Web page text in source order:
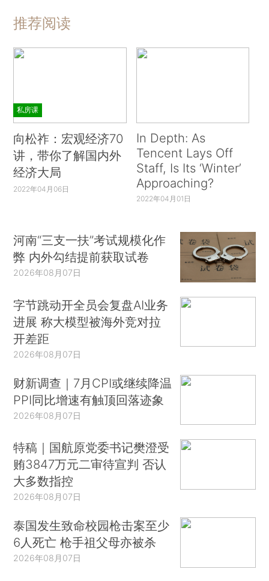
推荐阅读
私房课
向松祚：宏观经济70
讲，带你了解国内外
经济大局
2022年04月06日
In Depth: As
Tencent Lays Off
Staff, Is Its ‘Winter’
Approaching?
2022年04月01日
河南“三支一扶”考试规模化作
弊 内外勾结提前获取试卷
2026年08月07日
字节跳动开全员会复盘AI业务
进展 称大模型被海外竞对拉
开差距
2026年08月07日
财新调查｜7月CPI或继续降温
PPI同比增速有触顶回落迹象
2026年08月07日
特稿｜国航原党委书记樊澄受
贿3847万元二审待宣判 否认
大多数指控
2026年08月07日
泰国发生致命校园枪击案至少
6人死亡 枪手祖父母亦被杀
2026年08月07日